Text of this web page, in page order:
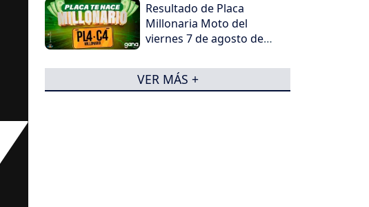
Resultado de Placa
Millonaria Moto del
viernes 7 de agosto de
VER MÁS +